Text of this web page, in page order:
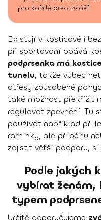
pro každé prso zvlášť.
Existují v kosticové i
při sportování obává
podprsenka má
tunelu, takže vůbec
otřesy způsobené
také možnost překřížit
regulovat zpevnění. Tu
používat například při
ramínky, ale při běhu
zajistit větší podporu,
Podle jakých
vybírat
typem
Určitě doporučujeme